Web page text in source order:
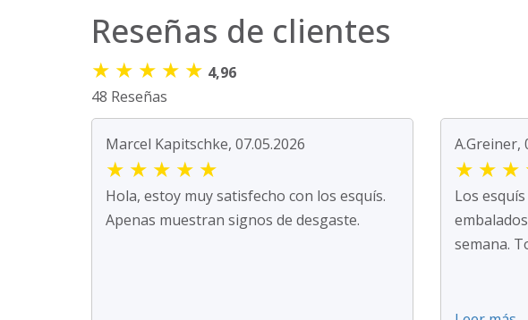
Reseñas de clientes
★ ★ ★ ★ ★ 4,96
48 Reseñas
Marcel Kapitschke, 07.05.2026
★ ★ ★ ★ ★
Hola, estoy muy satisfecho con los esquís.
Apenas muestran signos de desgaste.
A.Greiner,
★ ★ ★
Los
semana.